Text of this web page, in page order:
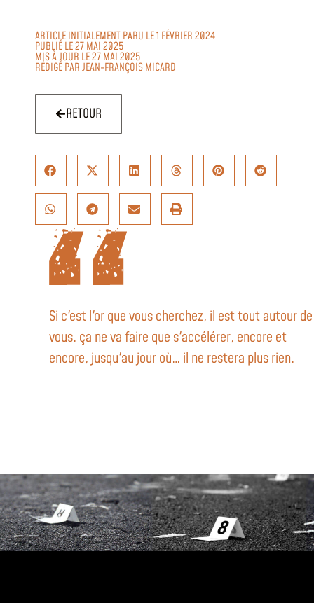
ARTICLE INITIALEMENT PARU LE 1 FÉVRIER 2024
PUBLIÉ LE 27 MAI 2025
MIS À JOUR LE 27 MAI 2025
RÉDIGÉ PARJEAN-FRANÇOIS MICARD
RETOUR
Si c'est l'or que vous cherchez, il est tout autour de
vous. ça ne va faire que s'accélérer, encore et
encore, jusqu'au jour où… il ne restera plus rien.